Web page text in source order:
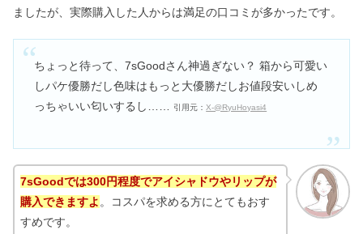
ましたが、実際購入した人からは満足の口コミが多かったです。
ちょっと待って、7sGoodさん神過ぎない？ 箱から可愛い
しパケ優勝だし色味はもっと大優勝だしお値段安いしめ
っちゃいい匂いするし……
引用元：X-@RyuHoyasi4
7sGoodでは300円程度でアイシャドウやリップが
購入できますよ。コスパを求める方にとてもおす
すめです。